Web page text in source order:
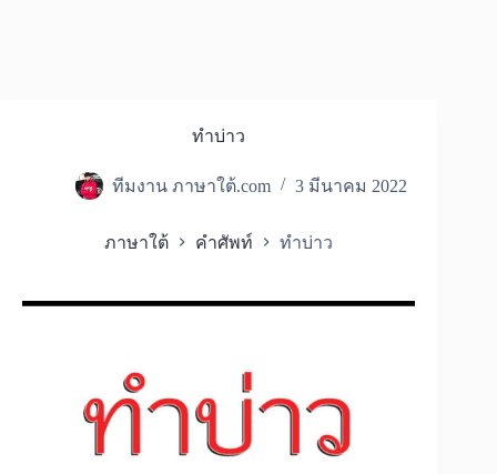
ทำบ่าว
ทีมงาน ภาษาใต้.com 3 มีนาคม 2022
ภาษาใต้ คำศัพท์ ทำบ่าว